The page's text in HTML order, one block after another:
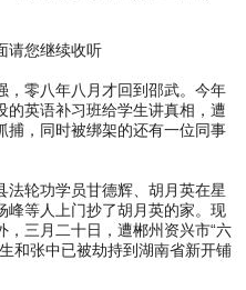
请您继续收听
，零八年八月才回到邵武。今年
的英语补习班给学生讲真相，遭
捕，同时被绑架的还有一位同事
法轮功学员甘德辉、胡月英在星
峰等人上门抄了胡月英的家。现
三月二十日，遭郴州资兴市“六
和张中已被劫持到湖南省新开铺